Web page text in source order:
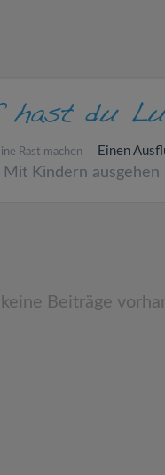
Rast machen Einen
Mit Kindern ausgehen
Beiträge